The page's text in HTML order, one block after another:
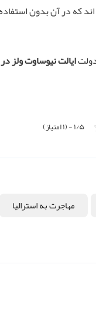
که در آن بدون
ایالت نیوساوت ولز در
۱/۵ - (۱ امتیاز)
مهاجرت به استرالیا